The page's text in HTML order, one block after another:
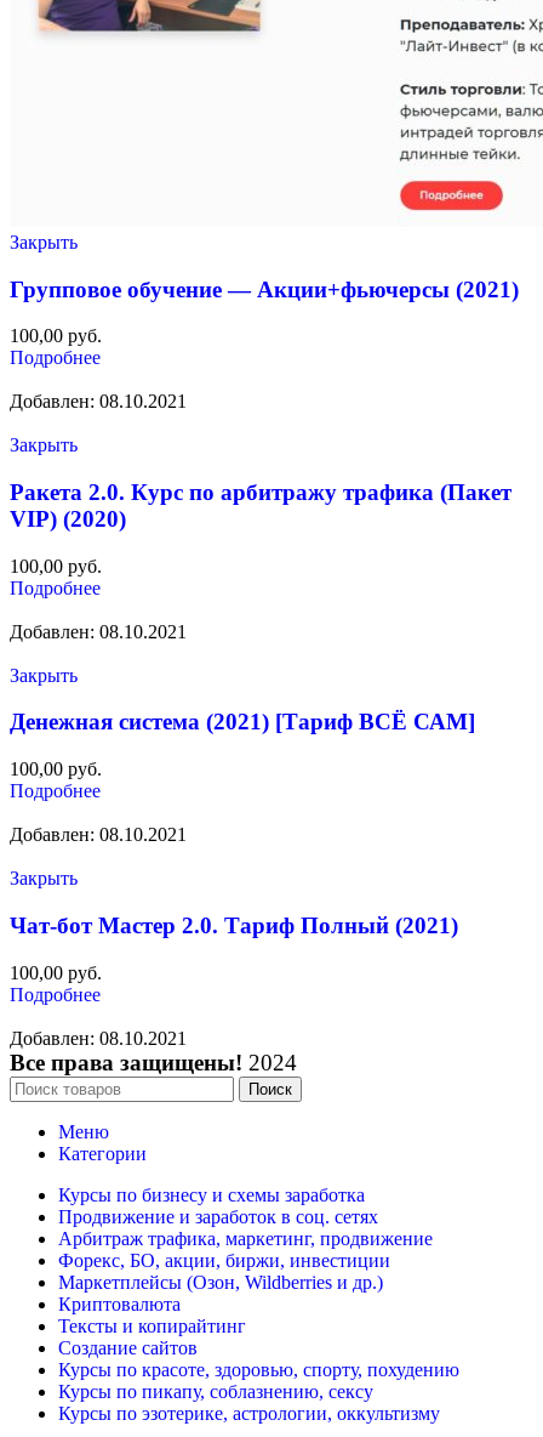
Закрыть
Групповое обучение — Акции+фьючерсы (2021)
100,00 руб.
Подробнее
Добавлен: 08.10.2021
Закрыть
Ракета 2.0. Курс по арбитражу трафика (Пакет
VIP) (2020)
100,00 руб.
Подробнее
Добавлен: 08.10.2021
Закрыть
Денежная система (2021) [Тариф ВСЁ САМ]
100,00 руб.
Подробнее
Добавлен: 08.10.2021
Закрыть
Чат-бот Мастер 2.0. Тариф Полный (2021)
100,00 руб.
Подробнее
Добавлен: 08.10.2021
Все права защищены! 2024
Поиск
Меню
Категории
Курсы по бизнесу и схемы заработка
Продвижение и заработок в соц. сетях
Арбитраж трафика, маркетинг, продвижение
Форекс, БО, акции, биржи, инвестиции
Маркетплейсы (Озон, Wildberries и др.)
Криптовалюта
Тексты и копирайтинг
Создание сайтов
Курсы по красоте, здоровью, спорту, похудению
Курсы по пикапу, соблазнению, сексу
Курсы по эзотерике, астрологии, оккультизму